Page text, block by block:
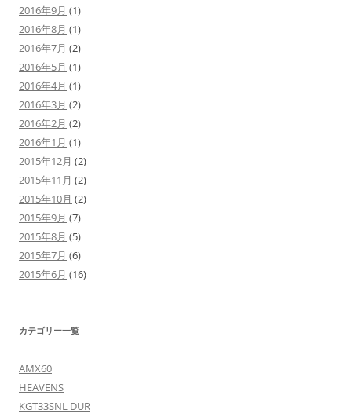
2016年9月 (1)
2016年8月 (1)
2016年7月 (2)
2016年5月 (1)
2016年4月 (1)
2016年3月 (2)
2016年2月 (2)
2016年1月 (1)
2015年12月 (2)
2015年11月 (2)
2015年10月 (2)
2015年9月 (7)
2015年8月 (5)
2015年7月 (6)
2015年6月 (16)
カテゴリー一覧
AMX60
HEAVENS
KGT33SNL DUR